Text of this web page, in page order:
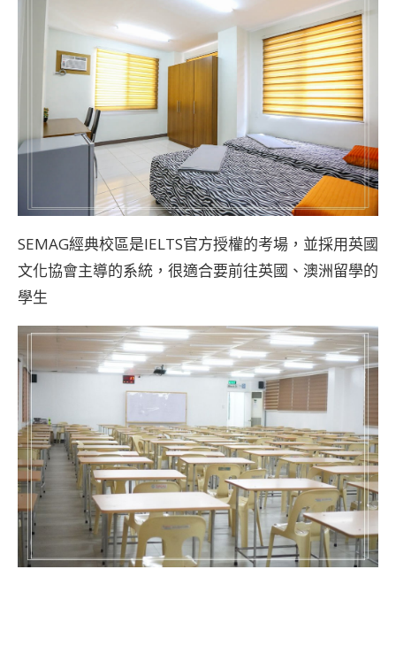
SEMAG經典校區是IELTS官方授權的考場，並採用英國
文化協會主導的系統，很適合要前往英國、澳洲留學的
學生